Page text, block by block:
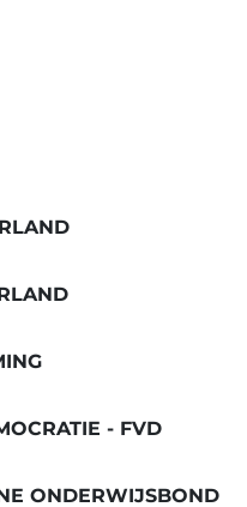
- FVD
ONDERWIJSBOND